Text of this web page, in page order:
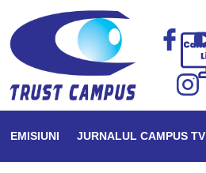
EMISIUNI JURNALUL CAMPUS TV